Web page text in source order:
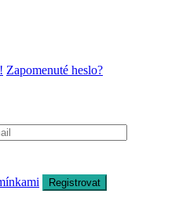
Zapomenuté heslo?
Registrovat